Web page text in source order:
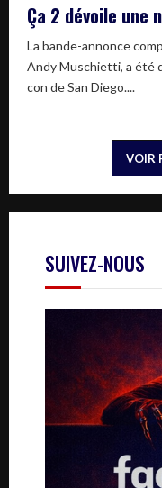
Ça 2 dévoile une
La bande-annonce
Andy Muschietti, a été
con de San Diego....
VOIR
SUIVEZ-NOUS